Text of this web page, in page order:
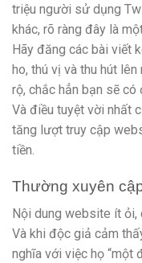
triệu người sử dụng
khác, rõ ràng đây là
Hãy đăng các bài viết
ho, thú vị và thu hút
rộ, chắc hẳn bạn sẽ
Và điều tuyệt vời nhất
tăng lượt truy cập
tiền.
Thường xuyên
Nội dung website ít ỏi,
Và khi độc giả cảm
nghĩa với việc họ “một